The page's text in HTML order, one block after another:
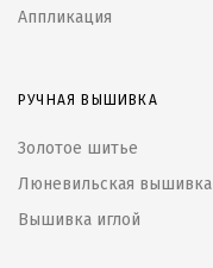
Аппликация
РУЧНАЯ ВЫШИВКА
Золотое шитье
Люневильская вышивка
Вышивка иглой